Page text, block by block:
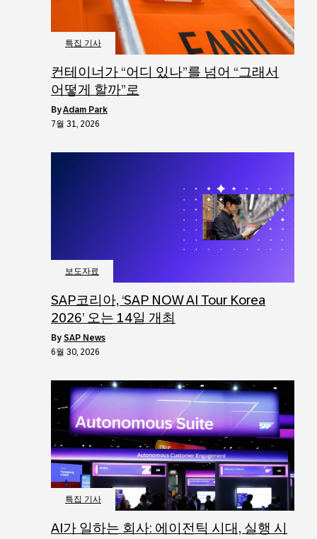
특집 기사
컨테이너가 “어디 있나”를 넘어 “그래서
어떻게 할까”로
byAdam Park
7월 31, 2026
보도자료
SAP코리아, ‘SAP NOW AI Tour Korea
2026’ 오는 14일 개최
by SAP News
6월 30, 2026
특집 기사
AI가 일하는 회사: 에이전틱 시대, 실행 시